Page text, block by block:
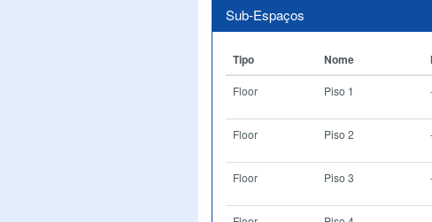
Sub-Espaços
Tipo Nome
Floor Piso 1
Floor Piso 2
Floor Piso 3